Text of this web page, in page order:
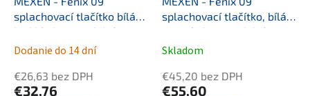
splachovací tlačítko bílá
lesklá /kompatibilní s
Geberit Sigma UP300 a
Dodanie do 14 dní
€26,63 bez DPH
€32,76
splachovací tlačítko, bílá
matná /kompatibilní s
Geberit Sigma UP300 a
Skladom
€45,20 bez DPH
€55,60